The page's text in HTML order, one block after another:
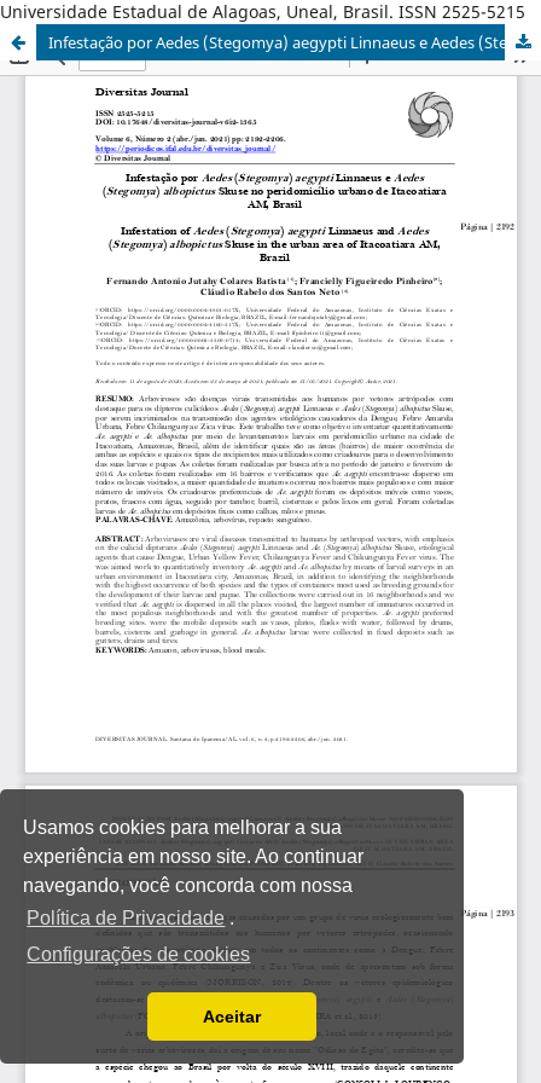
Usamos cookies para melhorar a sua
experiência em nosso site. Ao continuar
navegando, você concorda com nossa
Política de Privacidade .
Configurações de cookies
Ler a nossa Política de Privacidade
Você pode desabilitá-los alterando as
Aceitar
Universidade Estadual de Alagoas, Uneal, Brasil. ISSN 2525-5215
Infestação por Aedes (Stegomya) aegypti Linnaeus e Aedes (Stegomya) albopictus Skuse no peridomicílio urbano de Itacoatiara AM, Brasil